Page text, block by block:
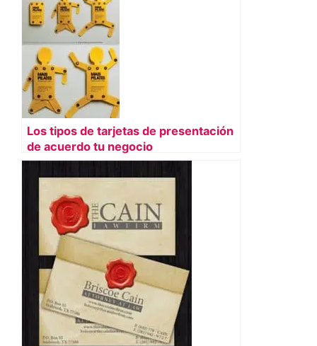
Los tipos de tarjetas de presentación
de acuerdo tu negocio